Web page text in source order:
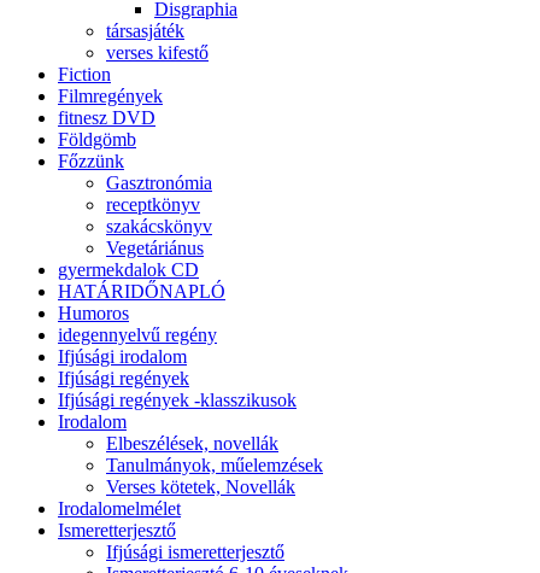
Disgraphia
társasjáték
verses kifestő
Fiction
Filmregények
fitnesz DVD
Földgömb
Főzzünk
Gasztronómia
receptkönyv
szakácskönyv
Vegetáriánus
gyermekdalok CD
HATÁRIDŐNAPLÓ
Humoros
idegennyelvű regény
Ifjúsági irodalom
Ifjúsági regények
Ifjúsági regények -klasszikusok
Irodalom
Elbeszélések, novellák
Tanulmányok, műelemzések
Verses kötetek, Novellák
Irodalomelmélet
Ismeretterjesztő
Ifjúsági ismeretterjesztő